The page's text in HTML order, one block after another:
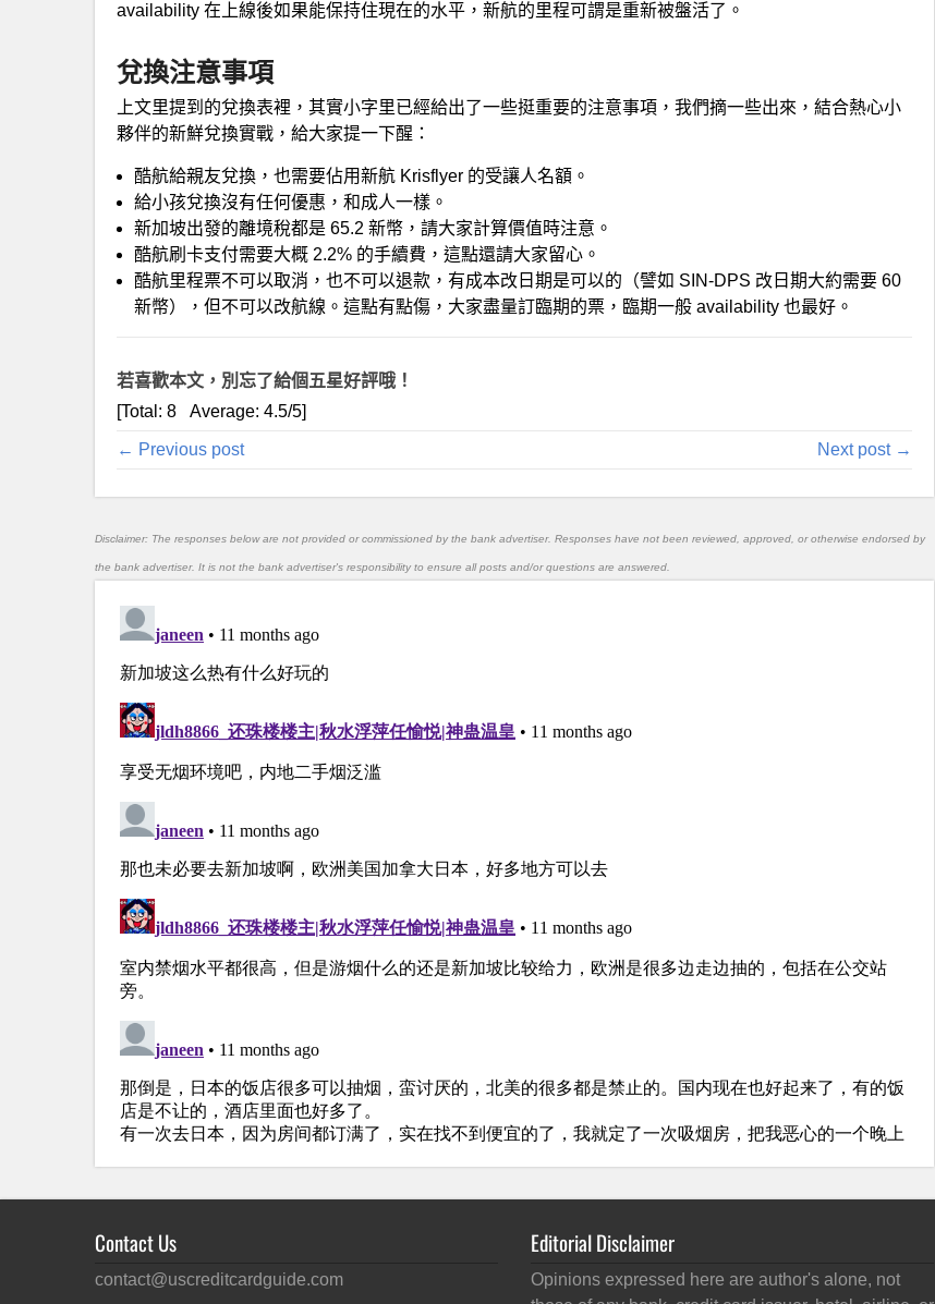
availability 在上線後如果能保持住現在的水平，新航的里程可謂是重新被盤活了。
兌換注意事項
上文里提到的兌換表裡，其實小字里已經給出了一些挺重要的注意事項，我們摘一些出來，結合熱心小
夥伴的新鮮兌換實戰，給大家提一下醒：
酷航給親友兌換，也需要佔用新航 Krisflyer 的受讓人名額。
給小孩兌換沒有任何優惠，和成人一樣。
新加坡出發的離境稅都是 65.2 新幣，請大家計算價值時注意。
酷航刷卡支付需要大概 2.2% 的手續費，這點還請大家留心。
酷航里程票不可以取消，也不可以退款，有成本改日期是可以的（譬如 SIN-DPS 改日期大約需要 60
新幣），但不可以改航線。這點有點傷，大家盡量訂臨期的票，臨期一般 availability 也最好。
若喜歡本文，別忘了給個五星好評哦！
[Total: 8 Average: 4.5/5]
← Previous post Next post →
Disclaimer: The responses below are not provided or commissioned by the bank advertiser. Responses have not been reviewed, approved, or otherwise endorsed by
the bank advertiser. It is not the bank advertiser's responsibility to ensure all posts and/or questions are answered.
Contact Us
contact@uscreditcardguide.com
Editorial Disclaimer
Opinions expressed here are author's alone, not